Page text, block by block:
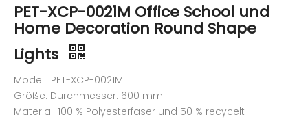
PET-XCP-0021M Office School und
Home Decoration Round Shape
Lights
Modell: PET-XCP-0021M
Größe: Durchmesser: 600 mm
Material: 100 % Polyesterfaser und 50 % recycelt